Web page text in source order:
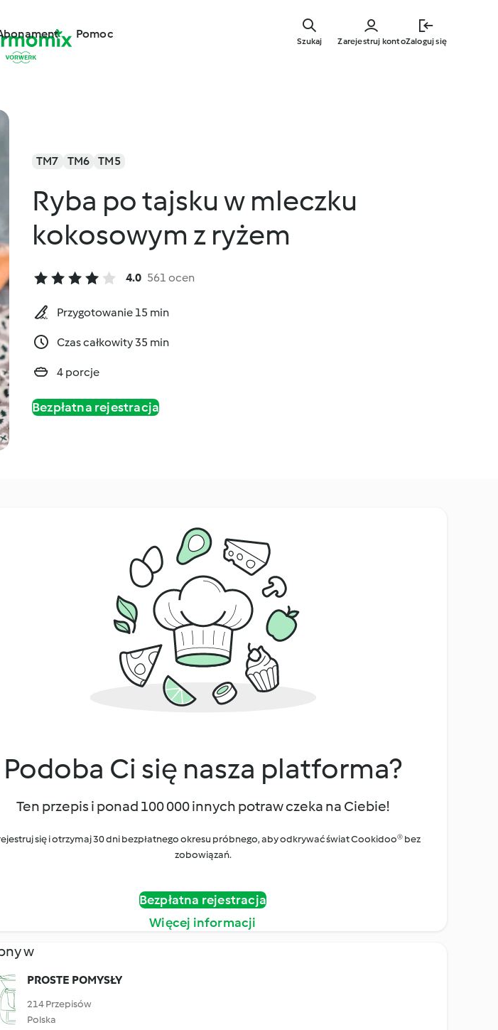
głównej
Pomoc
Zarejestruj kontoZaloguj się
Szukaj
TM7 TM6 TM5
Ryba po tajsku w mleczku
kokosowym z ryżem
4.0 561 ocen
Przygotowanie 15 min
Czas całkowity 35 min
4 porcje
Bezpłatna rejestracja
Podoba Ci się nasza platforma?
Ten przepis i ponad 100 000 innych potraw czeka na Ciebie!
się i otrzymaj 30 dni bezpłatnego okresu próbnego, aby odkrywać świat Cookidoo® bez
zobowiązań.
Bezpłatna rejestracja
Więcej informacji
w
PROSTE POMYSŁY
214 Przepisów
Polska